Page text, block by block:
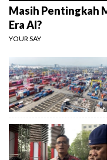
Masih Pentingkah
Era AI?
YOUR SAY